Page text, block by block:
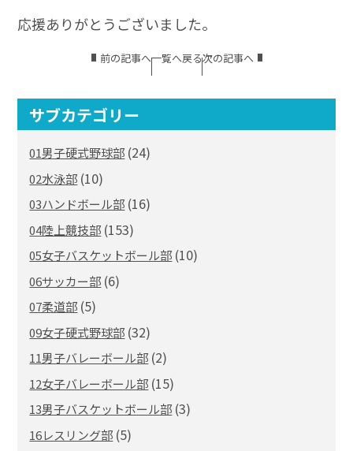
応援ありがとうございました。
前の記事へ一覧へ戻る次の記事へ
サブカテゴリー
01男子硬式野球部 (24)
02水泳部 (10)
03ハンドボール部 (16)
04陸上競技部 (153)
05女子バスケットボール部 (10)
06サッカー部 (6)
07柔道部 (5)
09女子硬式野球部 (32)
11男子バレーボール部 (2)
12女子バレーボール部 (15)
13男子バスケットボール部 (3)
16レスリング部 (5)